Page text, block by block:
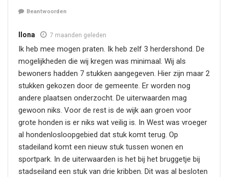
Beantwoorden
Ilona 7 maanden geleden
Ik heb mee mogen praten. Ik heb zelf 3 herdershond. De
mogelijkheden die wij kregen was minimaal. Wij als
bewoners hadden 7 stukken aangegeven. Hier zijn maar 2
stukken gekozen door de gemeente. Er worden nog
andere plaatsen onderzocht. De uiterwaarden mag
gewoon niks. Voor de rest is de wijk aan groen voor
grote honden is er niks wat veilig is. In West was vroeger
al hondenlosloopgebied dat stuk komt terug. Op
stadeiland komt een nieuw stuk tussen wonen en
sportpark. In de uiterwaarden is het bij het bruggetje bij
stadseiland een stuk van drie kribben. Dit was al besloten